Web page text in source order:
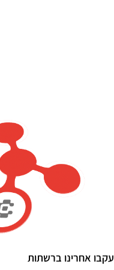
עקבו אחרינו ברשתות